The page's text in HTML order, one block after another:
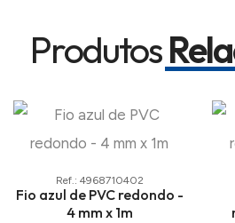
Produtos
Ref.: 4968710402
Fio azul de PVC redondo -
4 mm x 1m